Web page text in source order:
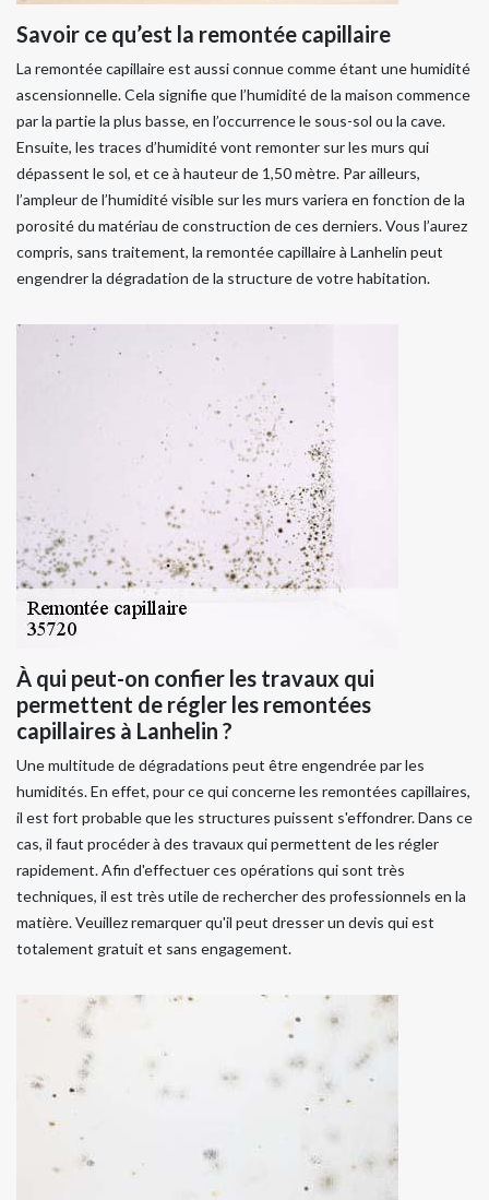
Savoir ce qu’est la remontée capillaire
La remontée capillaire est aussi connue comme étant une humidité
ascensionnelle. Cela signifie que l’humidité de la maison commence
par la partie la plus basse, en l’occurrence le sous-sol ou la cave.
Ensuite, les traces d’humidité vont remonter sur les murs qui
dépassent le sol, et ce à hauteur de 1,50 mètre. Par ailleurs,
l’ampleur de l’humidité visible sur les murs variera en fonction de la
porosité du matériau de construction de ces derniers. Vous l’aurez
compris, sans traitement, la remontée capillaire à Lanhelin peut
engendrer la dégradation de la structure de votre habitation.
À qui peut-on confier les travaux qui
permettent de régler les remontées
capillaires à Lanhelin ?
Une multitude de dégradations peut être engendrée par les
humidités. En effet, pour ce qui concerne les remontées capillaires,
il est fort probable que les structures puissent s'effondrer. Dans ce
cas, il faut procéder à des travaux qui permettent de les régler
rapidement. Afin d'effectuer ces opérations qui sont très
techniques, il est très utile de rechercher des professionnels en la
matière. Veuillez remarquer qu'il peut dresser un devis qui est
totalement gratuit et sans engagement.